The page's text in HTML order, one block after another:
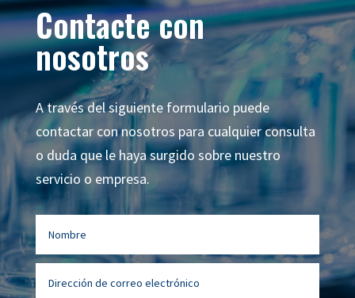
Contacte con
nosotros
A través del siguiente formulario puede
contactar con nosotros para cualquier consulta
o duda que le haya surgido sobre nuestro
servicio o empresa.